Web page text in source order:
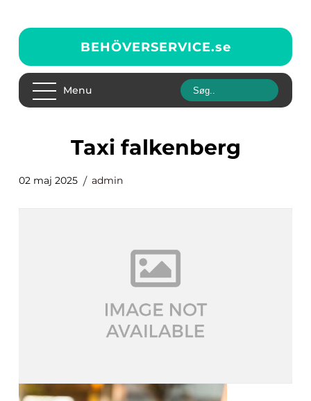
BEHÖVERSERVICE.se
Menu
Taxi falkenberg
02 maj 2025 admin